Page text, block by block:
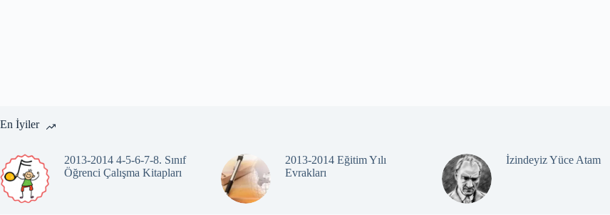
En İyiler
2013-2014 4-5-6-7-8. Sınıf
Öğrenci Çalışma Kitapları
2013-2014 Eğitim Yılı
Evrakları
İzindeyiz Yüce Atam